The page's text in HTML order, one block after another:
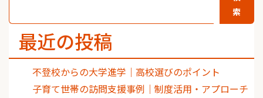
索
最近の投稿
不登校からの大学進学｜高校選びのポイント
子育て世帯の訪問支援事例｜制度活用・アプローチ